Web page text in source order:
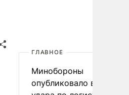
ГЛАВНОЕ
Минобороны
опубликовало видео